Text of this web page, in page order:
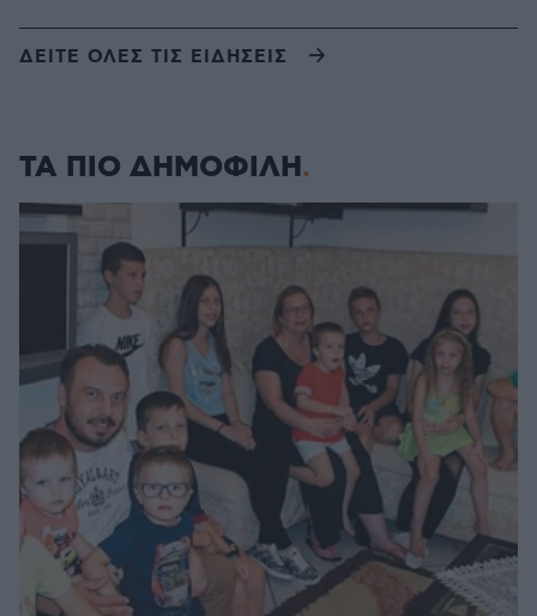
ΔΕΙΤΕ ΟΛΕΣ ΤΙΣ ΕΙΔΗΣΕΙΣ
ΤΑ ΠΙΟ ΔΗΜΟΦΙΛΗ